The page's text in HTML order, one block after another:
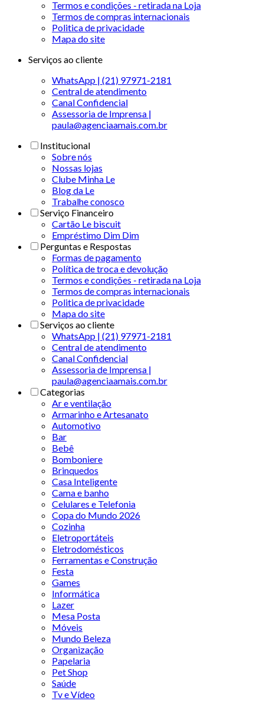
Termos e condições - retirada na Loja
Termos de compras internacionais
Politica de privacidade
Mapa do site
Serviços ao cliente
WhatsApp | (21) 97971-2181
Central de atendimento
Canal Confidencial
Assessoria de Imprensa |
paula@agenciaamais.com.br
Institucional
Sobre nós
Nossas lojas
Clube Minha Le
Blog da Le
Trabalhe conosco
Serviço Financeiro
Cartão Le biscuit
Empréstimo Dim Dim
Perguntas e Respostas
Formas de pagamento
Política de troca e devolução
Termos e condições - retirada na Loja
Termos de compras internacionais
Politica de privacidade
Mapa do site
Serviços ao cliente
WhatsApp | (21) 97971-2181
Central de atendimento
Canal Confidencial
Assessoria de Imprensa |
paula@agenciaamais.com.br
Categorias
Ar e ventilação
Armarinho e Artesanato
Automotivo
Bar
Bebê
Bomboniere
Brinquedos
Casa Inteligente
Cama e banho
Celulares e Telefonia
Copa do Mundo 2026
Cozinha
Eletroportáteis
Eletrodomésticos
Ferramentas e Construção
Festa
Games
Informática
Lazer
Mesa Posta
Móveis
Mundo Beleza
Organização
Papelaria
Pet Shop
Saúde
Tv e Vídeo